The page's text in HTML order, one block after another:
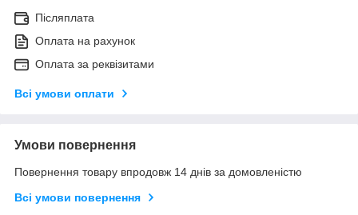
Післяплата
Оплата на рахунок
Оплата за реквізитами
Всі умови оплати
Умови повернення
Повернення товару впродовж 14 днів за домовленістю
Всі умови повернення